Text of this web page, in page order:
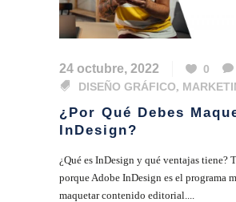
24 octubre, 2022 0
DISEÑO GRÁFICO,
¿Por Qué Debes
InDesign?
¿Qué es InDesign y qué ventajas tiene?
porque Adobe InDesign es el programa
maquetar contenido editorial....